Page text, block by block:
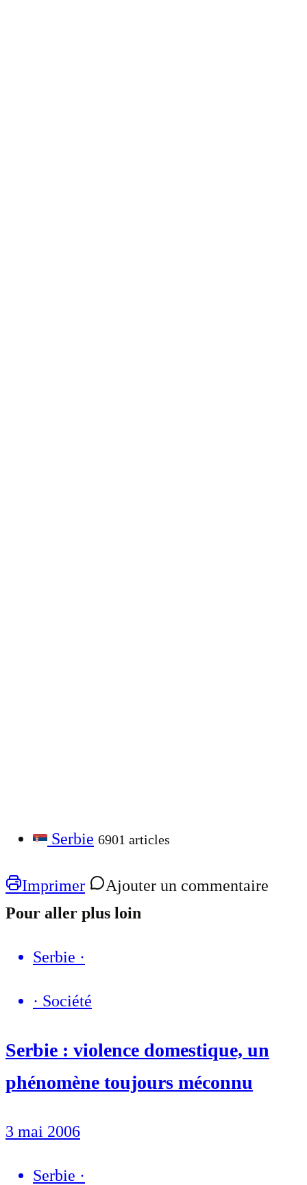
Serbie 6901 articles
Imprimer
Ajouter un commentaire
Pour aller plus loin
Serbie ·
· Société
Serbie : violence domestique, un
phénomène toujours méconnu
3 mai 2006
Serbie ·